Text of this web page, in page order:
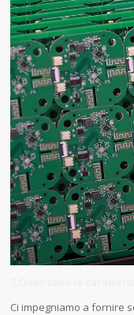
Ci impegniamo a fornire